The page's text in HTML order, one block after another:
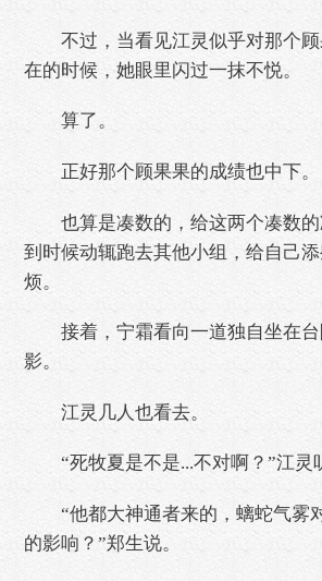
不过，当看见江灵似乎对那个顾
在的时候，她眼里闪过一抹不悦。
算了。
正好那个顾果果的成绩也中下。
也算是凑数的，给这两个凑数的
到时候动辄跑去其他小组，给自己
烦。
接着，宁霜看向一道独自坐在台
影。
江灵几人也看去。
“死牧夏是不是...不对啊？”江灵
“他都大神通者来的，螭蛇气雾
的影响？”郑生说。